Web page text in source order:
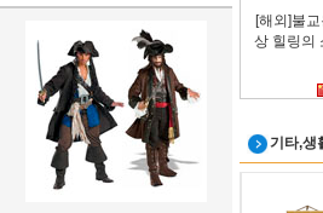
[해외]불
상 힐링의
기타,생